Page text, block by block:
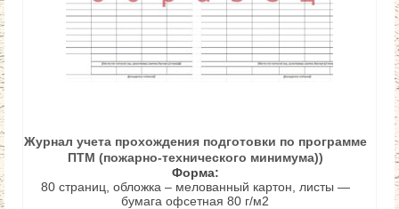
Журнал учета прохождения подготовки по программе
ПТМ (пожарно-технического минимума))
Форма:
80 страниц, обложка – мелованный картон, листы —
бумага офсетная 80 г/м2